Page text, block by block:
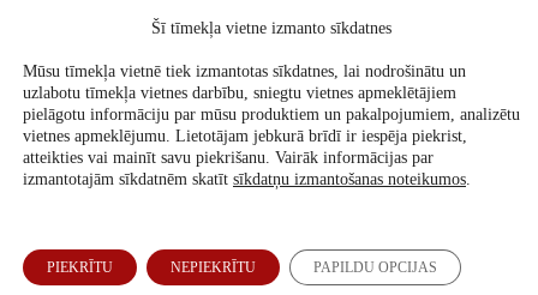
Atbalsti mūs
Pašvaldību vēlēšanas 2025
“Visa sistēma tā dzīvo.” Bijušais “Rēzeknes
satiksmes” šefs atzīst sarunātu izsoli
Šī tīmekļa vietne izmanto sīkdatnes
Mūsu tīmekļa vietnē tiek izmantotas sīkdatnes, lai nodrošinātu un
uzlabotu tīmekļa vietnes darbību, sniegtu vietnes apmeklētājiem
pielāgotu informāciju par mūsu produktiem un pakalpojumiem, analizētu
vietnes apmeklējumu. Lietotājam jebkurā brīdī ir iespēja piekrist,
atteikties vai mainīt savu piekrišanu. Vairāk informācijas par
izmantotajām sīkdatnēm skatīt sīkdatņu izmantošanas noteikumos.
PIEKRĪTU NEPIEKRĪTU PAPILDU OPCIJAS